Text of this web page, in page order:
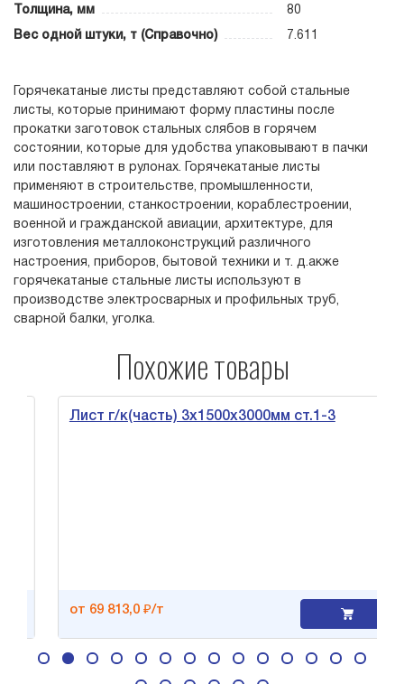
Толщина, мм 80
Вес одной штуки, т (Справочно) 7.611
Горячекатаные листы представляют собой стальные
листы, которые принимают форму пластины после
прокатки заготовок стальных слябов в горячем
состоянии, которые для удобства упаковывают в пачки
или поставляют в рулонах. Горячекатаные листы
применяют в строительстве, промышленности,
машиностроении, станкостроении, кораблестроении,
военной и гражданской авиации, архитектуре, для
изготовления металлоконструкций различного
настроения, приборов, бытовой техники и т. д.акже
горячекатаные стальные листы используют в
производстве электросварных и профильных труб,
сварной балки, уголка.
Похожие товары
Лист г/к(часть) 3х1500х3000мм ст.1-3
от 69 813,0 ₽/т